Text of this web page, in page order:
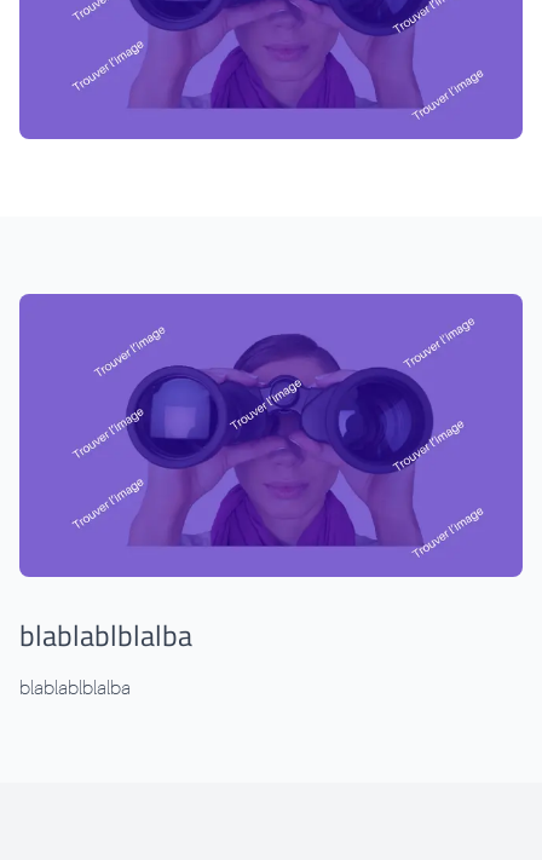
blablablblalba
blablablblalba